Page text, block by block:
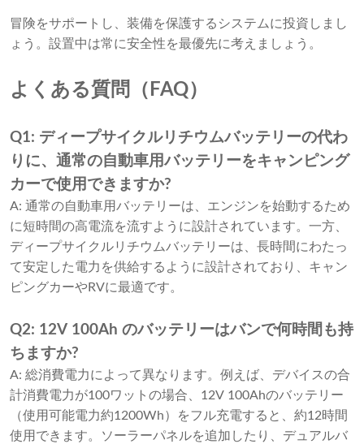
冒険をサポートし、装備を保護するシステムに投資しまし
ょう。設置中は常に安全性を最優先に考えましょう。
よくある質問（FAQ）
Q1: ディープサイクルリチウムバッテリーの代わ
りに、通常の自動車用バッテリーをキャンピング
カーで使用できますか?
A: 通常の自動車用バッテリーは、エンジンを始動するため
に短時間の高電流を流すように設計されています。一方、
ディープサイクルリチウムバッテリーは、長時間にわたっ
て安定した電力を供給するように設計されており、キャン
ピングカーやRVに最適です。
Q2: 12V 100Ah のバッテリーはバンで何時間も持
ちますか?
A: 総消費電力によって異なります。例えば、デバイスの合
計消費電力が100ワットの場合、12V 100Ahのバッテリー
（使用可能電力約1200Wh）をフル充電すると、約12時間
使用できます。ソーラーパネルを追加したり、デュアルバ